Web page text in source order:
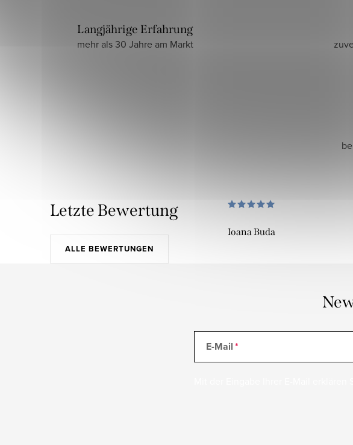
Langjährige Erfahrung
mehr als 30 Jahre am Markt
Letzte Bewertung
ALLE BEWERTUNGEN
Ioana Buda
E-Mail